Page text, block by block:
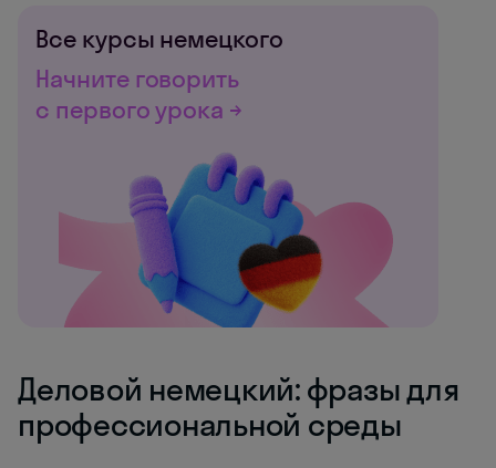
Все курсы немецкого
Начните говорить
с первого урока →
Деловой немецкий: фразы для
профессиональной среды